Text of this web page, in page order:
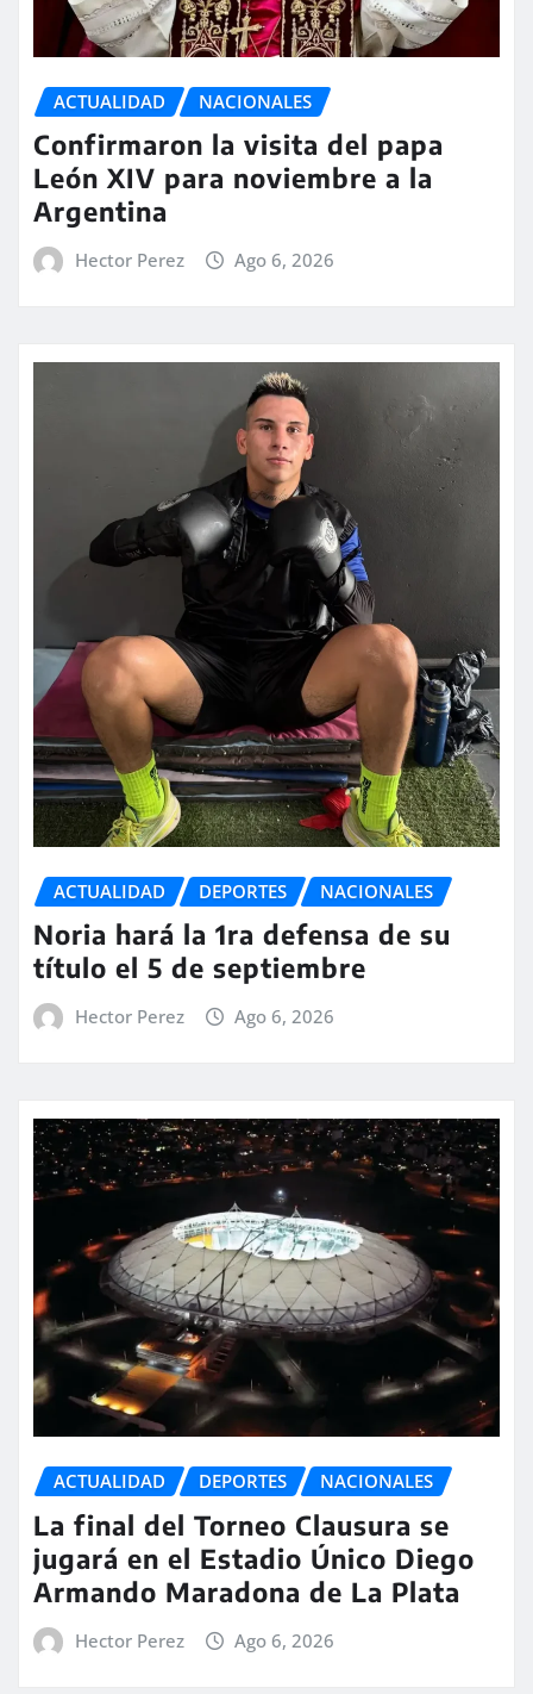
ACTUALIDAD NACIONALES
Confirmaron la visita del papa
León XIV para noviembre a la
Argentina
Hector Perez Ago 6, 2026
ACTUALIDAD DEPORTES NACIONALES
Noria hará la 1ra defensa de su
título el 5 de septiembre
Hector Perez Ago 6, 2026
ACTUALIDAD DEPORTES NACIONALES
La final del Torneo Clausura se
jugará en el Estadio Único Diego
Armando Maradona de La Plata
Hector Perez Ago 6, 2026